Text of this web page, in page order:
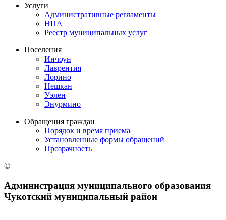
Услуги
Административные регламенты
НПА
Реестр муниципальных услуг
Поселения
Инчоун
Лаврентия
Лорино
Нешкан
Уэлен
Энурмино
Обращения граждан
Порядок и время приема
Установленные формы обращений
Прозрачность
©
Администрация муниципального образования
Чукотский муниципальный район